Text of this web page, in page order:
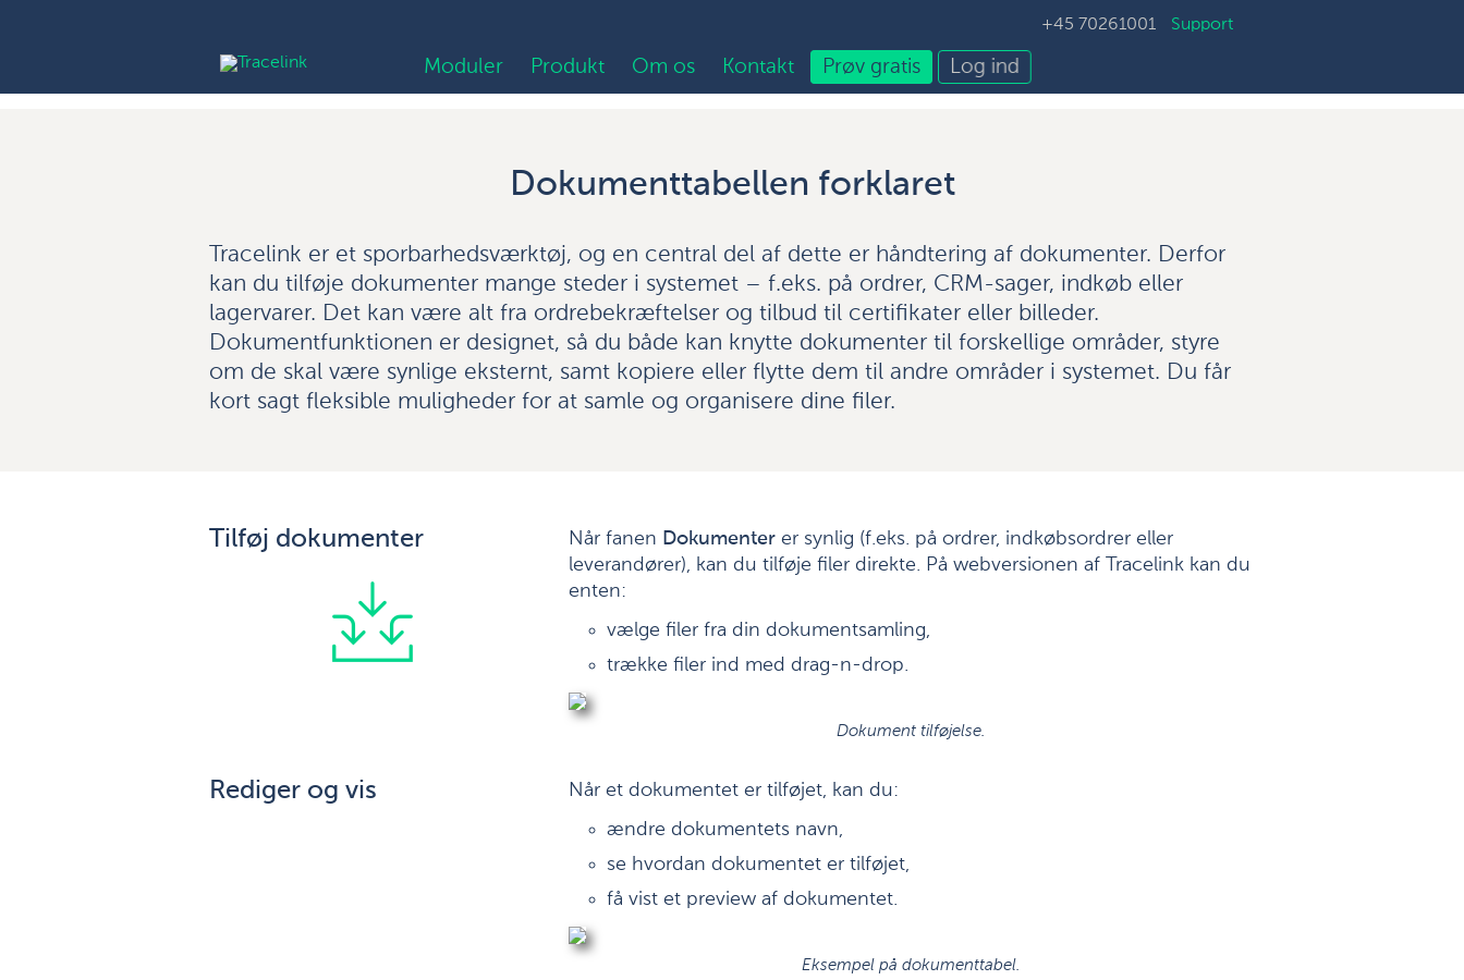
+45 70261001 Support
Moduler Produkt Om os Kontakt Prøv gratis Log ind
Dokumenttabellen forklaret
Tracelink er et sporbarhedsværktøj, og en central del af dette er håndtering af dokumenter. Derfor
kan du tilføje dokumenter mange steder i systemet – f.eks. på ordrer, CRM-sager, indkøb eller
lagervarer. Det kan være alt fra ordrebekræftelser og tilbud til certifikater eller billeder.
Dokumentfunktionen er designet, så du både kan knytte dokumenter til forskellige områder, styre
om de skal være synlige eksternt, samt kopiere eller flytte dem til andre områder i systemet. Du får
kort sagt fleksible muligheder for at samle og organisere dine filer.
Tilføj dokumenter Når fanen Dokumenterer synlig (f.eks. på ordrer, indkøbsordrer eller
leverandører), kan du tilføje filer direkte. På webversionen af Tracelink kan du
enten:
vælge filer fra din dokumentsamling,
trække filer ind med drag-n-drop.
Dokument tilføjelse.
Rediger og vis
Når et dokumentet er tilføjet, kan du:
ændre dokumentets navn,
se hvordan dokumentet er tilføjet,
få vist et preview af dokumentet.
Eksempel på dokumenttabel.